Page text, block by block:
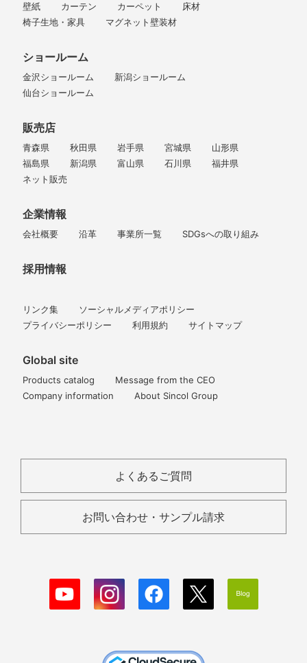
壁紙 カーテン カーペット
床材
椅子生地・家具
マグネット壁装材
ショールーム
金沢ショールーム
新潟ショールーム
仙台ショールーム
販売店
青森県 秋田県 岩手県 宮城県
山形県
福島県
新潟県 富山県 石川県
福井県
ネット販売
企業情報
会社概要 沿革 事業所一覧 SDGsへの取り組み
採用情報
リンク集
ソーシャルメディアポリシー
プライバシーポリシー
利用規約 サイトマップ
Global site
Products catalog
Message from the CEO
Company information
About Sincol Group
よくあるご質問
お問い合わせ・サンプル請求